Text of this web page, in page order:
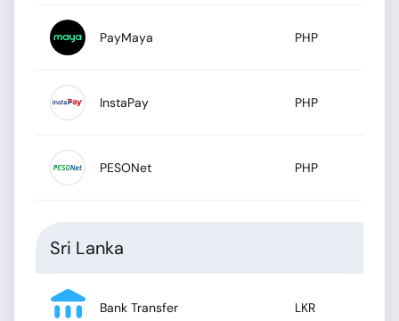
PayMaya PHP
InstaPay PHP
PESONet PHP
Sri Lanka
Bank Transfer LKR